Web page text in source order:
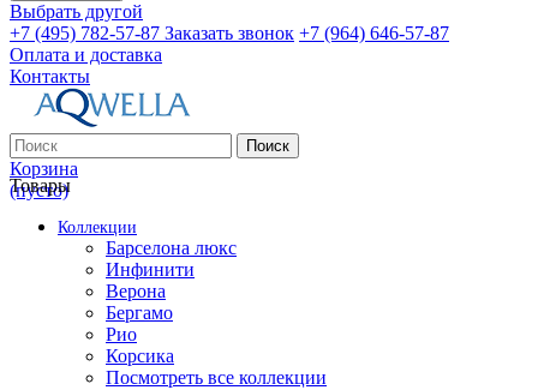
Выбрать другой
+7 (495) 782-57-87 Заказать звонок +7 (964) 646-57-87
Оплата и доставка
Контакты
Поиск
Корзина
(пусто)
Товары
Коллекции
Барселона люкс
Инфинити
Верона
Бергамо
Рио
Корсика
Посмотреть все коллекции